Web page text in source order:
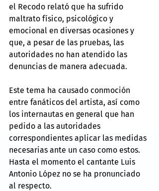
el Recodo relató que ha sufrido
maltrato físico, psicológico y
emocional en diversas ocasiones y
que, a pesar de las pruebas, las
autoridades no han atendido las
denuncias de manera adecuada.
Este tema ha causado conmoción
entre fanáticos del artista, así como
los internautas en general que han
pedido a las autoridades
correspondientes aplicar las medidas
necesarias ante un caso como estos.
Hasta el momento el cantante Luis
Antonio López no se ha pronunciado
al respecto.